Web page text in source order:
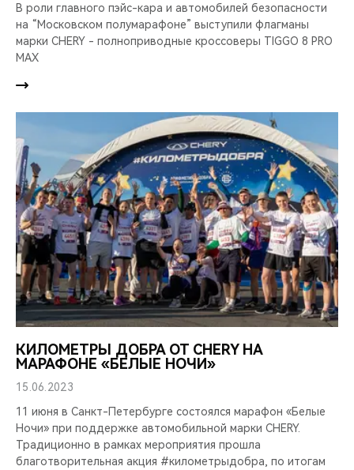
В роли главного пэйс-кара и автомобилей безопасности
на “Московском полумарафоне” выступили флагманы
марки CHERY - полноприводные кроссоверы TIGGO 8 PRO
MAX
КИЛОМЕТРЫ ДОБРА ОТ CHERY НА
МАРАФОНЕ «БЕЛЫЕ НОЧИ»
15.06.2023
11 июня в Санкт-Петербурге состоялся марафон «Белые
Ночи» при поддержке автомобильной марки CHERY.
Традиционно в рамках мероприятия прошла
благотворительная акция #километрыдобра, по итогам